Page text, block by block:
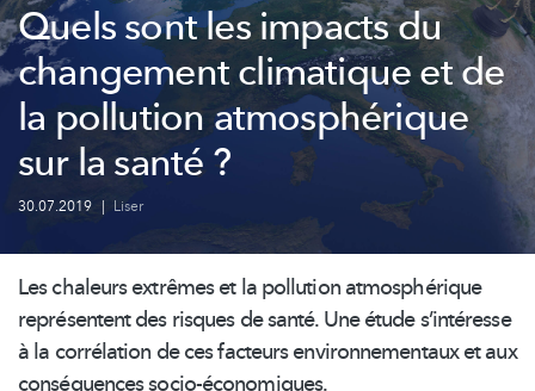
Quels sont les impacts du
changement climatique et de
la pollution atmosphérique
sur la santé ?
30.07.2019 | Liser
Les chaleurs extrêmes et la pollution atmosphérique
représentent des risques de santé. Une études’intéresse
à la corrélation de ces facteursenvironnementauxet aux
conséquencessocio-économiques.